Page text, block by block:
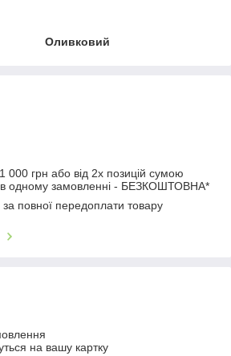
Оливковий
000 грн або від 2х позицій сумою
в одному замовленні - БЕЗКОШТОВНА*
за повної передоплати товару
на вашу картку